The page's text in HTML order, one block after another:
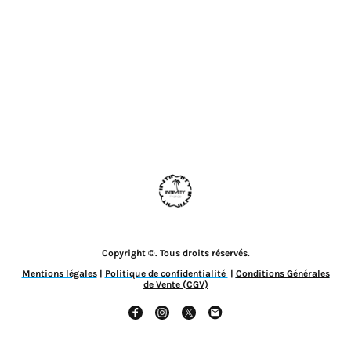
Copyright ©. Tous droits réservés.
Mentions légales| Politique de confidentialité | Conditions Générales
de Vente (CGV)